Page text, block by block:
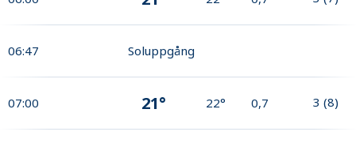
06:47 Soluppgång
07:00 21° 22° 0,7 3 (8)